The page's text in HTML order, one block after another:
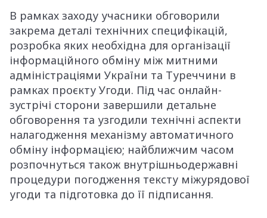
В рамках заходу учасники обговорили
закрема деталі технічних специфікацій,
розробка яких необхідна для організації
інформаційного обміну між митними
адміністраціями України та Туреччини в
рамках проєкту Угоди. Під час онлайн-
зустрічі сторони завершили детальне
обговорення та узгодили технічні аспекти
налагодження механізму автоматичного
обміну інформацією; найближчим часом
розпочнуться також внутрішньодержавні
процедури погодження тексту міжурядової
угоди та підготовка до її підписання.